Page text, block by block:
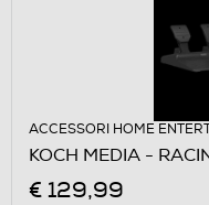
ACCESSORI HOME
KOCH MEDIA -
€ 129,99